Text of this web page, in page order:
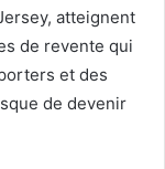
atteignent
de revente qui
et des
de devenir